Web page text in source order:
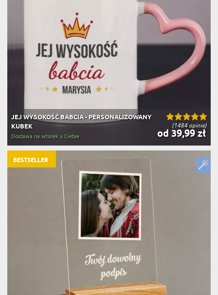
(1484 opinie)
JEJ WYSOKOŚĆ BABCIA - PERSONALIZOWANY
KUBEK
od 39,99 zł
Dostawa na wtorek u Ciebie
BESTSELLER